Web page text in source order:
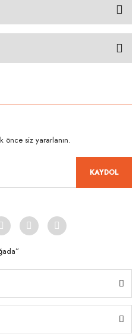
önce siz yararlanın.
KAYDOL